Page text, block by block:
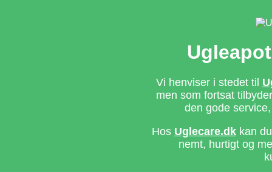
Vi henviser i stedet til
men som fortsat
den gode
Hos Uglecare.dkkan du
nemt, hurtigt og